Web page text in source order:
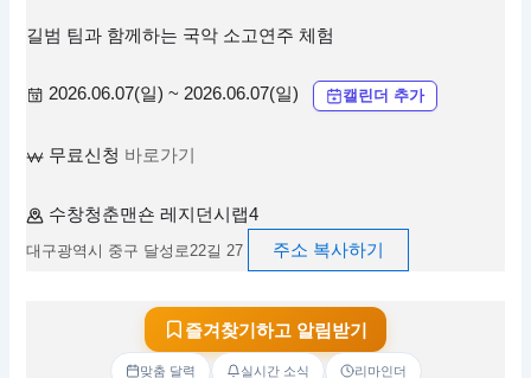
길범 팀과 함께하는 국악 소고연주 체험
2026.06.07(일) ~ 2026.06.07(일) 캘린더 추가
무료신청 바로가기
수창청춘맨숀 레지던시랩4
대구광역시 중구 달성로22길 27 주소 복사하기
즐겨찾기하고 알림받기
맞춤 달력 실시간 소식 리마인더